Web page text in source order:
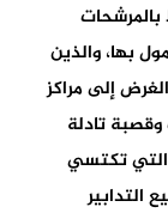
بها، والذين
إلى مراكز
وقصبة تادلة
التي تكتسي
التدابير